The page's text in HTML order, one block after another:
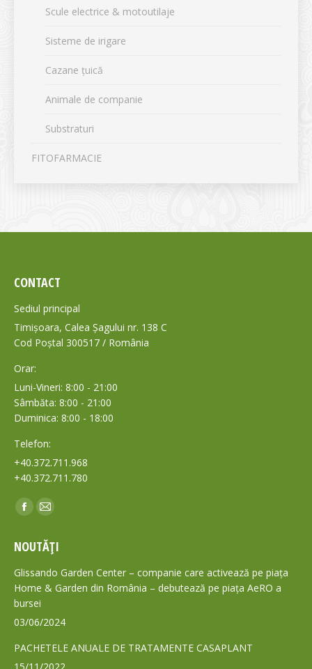
Scule electrice & motoutilaje
Sisteme de irigare
Cazane țuică
Animale de companie
Substraturi
FITOFARMACIE
CONTACT
Sediul principal
Timișoara, Calea Șagului nr. 138 C
Cod Poștal 300517 / România
Orar:
Luni-Vineri: 8:00 - 21:00
Sâmbăta: 8:00 - 21:00
Duminica: 8:00 - 18:00
Telefon:
+40.372.711.968
+40.372.711.780
Find us on:
Facebook
opens
in
new
window
Mail
opens
in
new
NOUTĂȚI
Glissando Garden Center – companie care activează pe piața
Home & Garden din România – debutează pe piața AeRO a
bursei
03/06/2024
PACHETELE ANUALE DE TRATAMENTE CASAPLANT